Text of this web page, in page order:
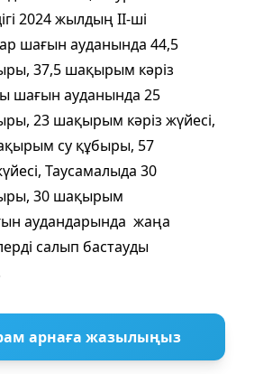
2024 жылдың ІІ-ші
шағын ауданында 44,5
37,5 шақырым кәріз
шағын ауданында 25
23 шақырым кәріз жүйесі,
су құбыры, 57
Таусамалыда 30
30 шақырым
аудандарында жаңа
салып бастауды
арнаға жазылыңыз